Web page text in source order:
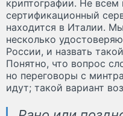
криптографии. Не всем
сертификационный
находится в Италии.
несколько
России, и назвать
Понятно, что вопрос
но переговоры с
идут; такой вариант